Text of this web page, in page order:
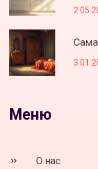
2 05
3 01
Меню
О нас